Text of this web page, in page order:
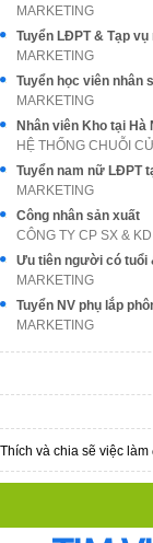
MARKETING
MARKETING
MARKETING
Nhân viên Kho tại Hà
HỆ THỐNG CHUỖI
MARKETING
Công nhân sản xuất
CÔNG TY CP SX &
Ưu tiên người có tuổi
MARKETING
MARKETING
Thích và chia sẽ việc